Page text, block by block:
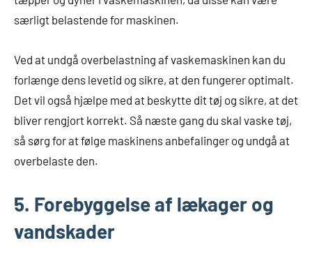
særligt belastende for maskinen.
Ved at undgå overbelastning af vaskemaskinen kan du
forlænge dens levetid og sikre, at den fungerer optimalt.
Det vil også hjælpe med at beskytte dit tøj og sikre, at det
bliver rengjort korrekt. Så næste gang du skal vaske tøj,
så sørg for at følge maskinens anbefalinger og undgå at
overbelaste den.
5. Forebyggelse af lækager og
vandskader